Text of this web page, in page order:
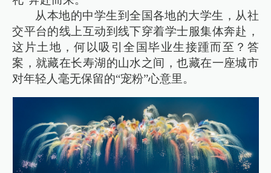
从本地的中学生到全国各地的大学生，从社
交平台的线上互动到线下穿着学士服集体奔赴，
这片土地，何以吸引全国毕业生接踵而至？答
案，就藏在长寿湖的山水之间，也藏在一座城市
对年轻人毫无保留的“宠粉”心意里。